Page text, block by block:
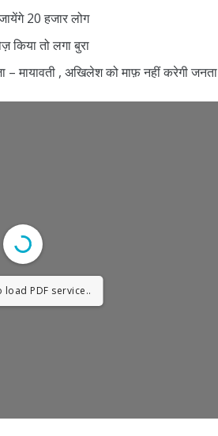
20 हजार लोग
किया तो लगा बुरा
मायावती , अखिलेश को माफ़ नहीं करेगी जनता
load PDF service..